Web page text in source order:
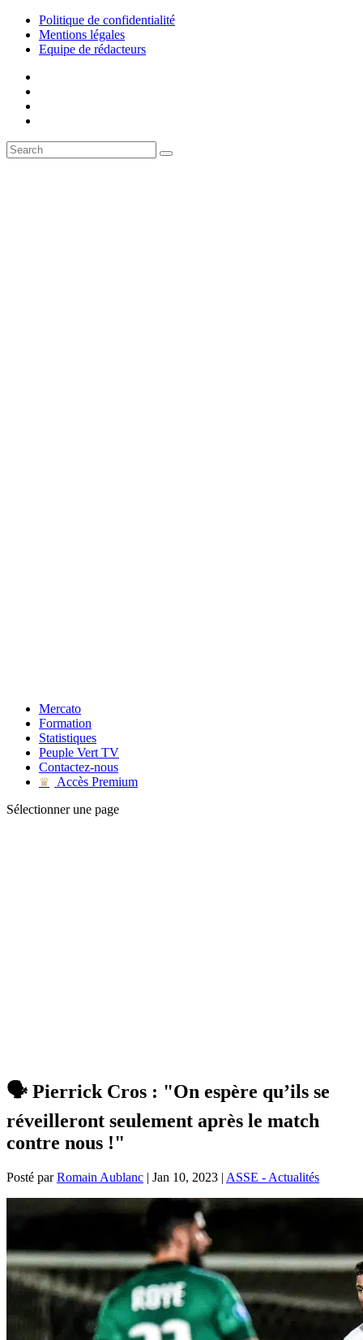
Politique de confidentialité
Mentions légales
Equipe de rédacteurs
Mercato
Formation
Statistiques
Peuple Vert TV
Contactez-nous
♛
Accès Premium
Sélectionner une page
🗣 Pierrick Cros : "On espère qu’ils se
réveilleront seulement après le match
contre nous !"
Posté parRomain Aublanc | Jan 10, 2023 | ASSE - Actualités